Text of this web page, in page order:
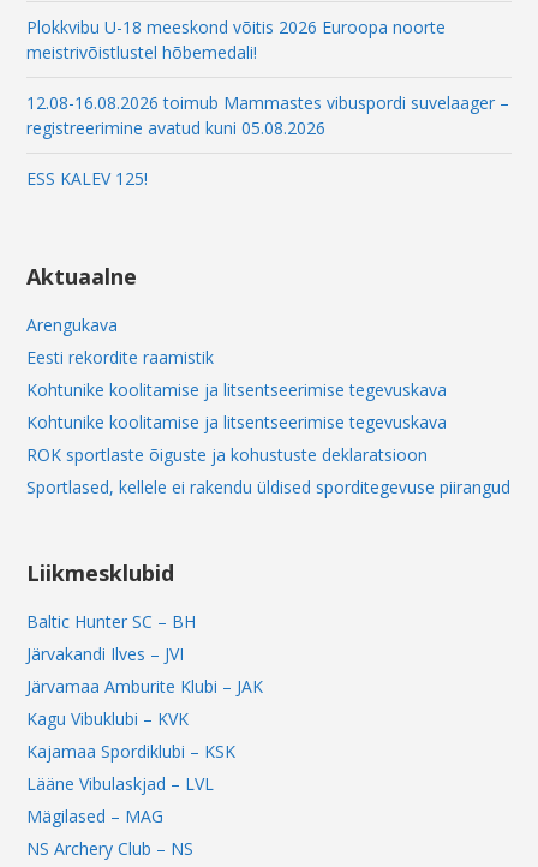
Plokkvibu U-18 meeskond võitis 2026 Euroopa noorte
meistrivõistlustel hõbemedali!
12.08-16.08.2026 toimub Mammastes vibuspordi suvelaager –
registreerimine avatud kuni 05.08.2026
ESS KALEV 125!
Aktuaalne
Arengukava
Eesti rekordite raamistik
Kohtunike koolitamise ja litsentseerimise tegevuskava
Kohtunike koolitamise ja litsentseerimise tegevuskava
ROK sportlaste õiguste ja kohustuste deklaratsioon
Sportlased, kellele ei rakendu üldised sporditegevuse piirangud
Liikmesklubid
Baltic Hunter SC – BH
Järvakandi Ilves – JVI
Järvamaa Amburite Klubi – JAK
Kagu Vibuklubi – KVK
Kajamaa Spordiklubi – KSK
Lääne Vibulaskjad – LVL
Mägilased – MAG
NS Archery Club – NS